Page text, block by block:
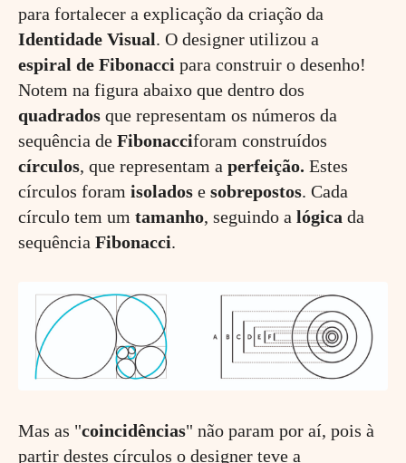
para fortalecer a explicação da criação da
Identidade Visual. O designer utilizou a
espiral de Fibonacci para construir o desenho!
Notem na figura abaixo que dentro dos
quadrados que representam os números da
sequência de Fibonacciforam construídos
círculos, que representam a perfeição. Estes
círculos foram isolados e sobrepostos. Cada
círculo tem um tamanho, seguindo a lógica da
sequência Fibonacci.
Mas as "coincidências" não param por aí, pois à
partir destes círculos o designer teve a